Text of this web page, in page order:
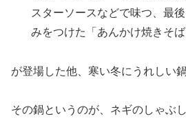
スターソースなどで味つ、最
みをつけた「あんかけ焼きそば
が登場した他、寒い冬にうれしい
その鍋というのが、ネギのしゃぶ